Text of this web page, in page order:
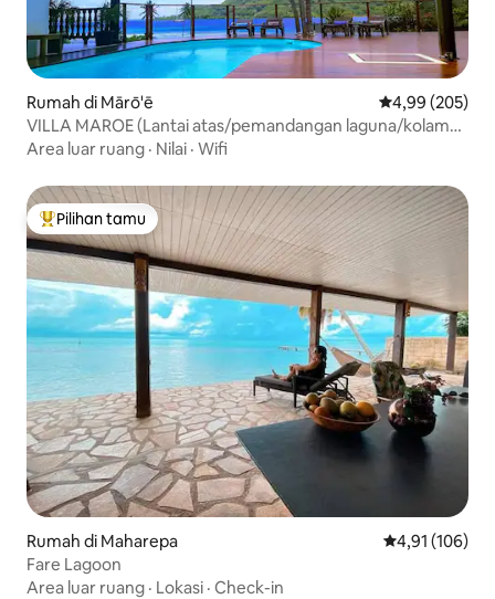
Rumah di Mārō'ē Nilai rata-rata
4,99 (205)
VILLA MAROE (Lantai atas/pemandangan laguna/kolam
renang)
Area luar ruang · Nilai · Wifi
Pilihan tamu terpopuler
Pilihan tamu
Rumah di Maharepa Nilai rata-rata
4,91 (106)
Fare Lagoon
Area luar ruang · Lokasi · Check-in